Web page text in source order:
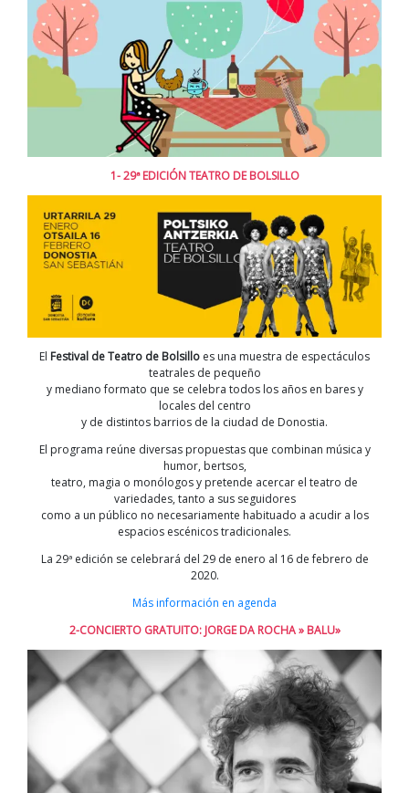
1- 29ª EDICIÓN TEATRO DE BOLSILLO
El Festival de Teatro de Bolsillo es una muestra de espectáculos
teatrales de pequeño
y mediano formato que se celebra todos los años en bares y
locales del centro
y de distintos barrios de la ciudad de Donostia.
El programa reúne diversas propuestas que combinan música y
humor, bertsos,
teatro, magia o monólogos y pretende acercar el teatro de
variedades, tanto a sus seguidores
como a un público no necesariamente habituado a acudir a los
espacios escénicos tradicionales.
La 29ª edición se celebrará del 29 de enero al 16 de febrero de
2020.
Más información en agenda
2-CONCIERTO GRATUITO: JORGE DA ROCHA » BALU»